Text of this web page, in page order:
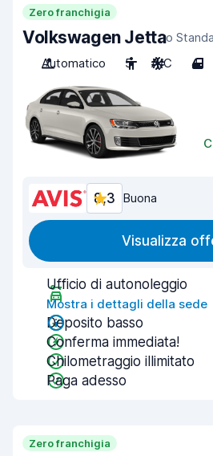
Zero franchigia
Volkswagen Jettao
Automatico
5 A/C 4
8,3 Buona
Visualizza
Ufficio di autonoleggio
Mostra i dettagli della sede
Deposito basso
Conferma immediata!
Chilometraggio illimitato
Paga adesso
Zero franchigia